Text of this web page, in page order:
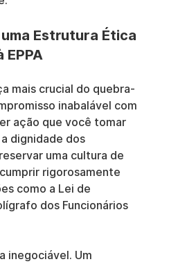
Estrutura Ética
EPPA
mais crucial do quebra-
inabalável com
ação que você tomar
dignidade dos
uma cultura de
rigorosamente
como a Lei de
dos Funcionários
inegociável. Um